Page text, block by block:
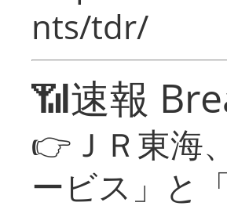
nts/tdr/
📶速報
👉ＪＲ東海
ービス」と